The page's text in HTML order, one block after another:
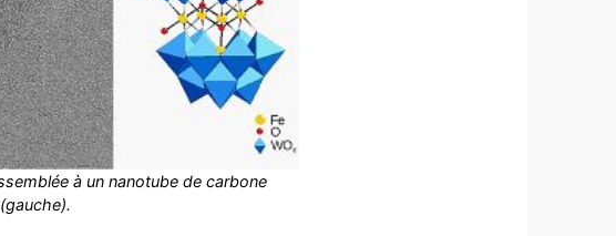
à un nanotube de carbone
(gauche).